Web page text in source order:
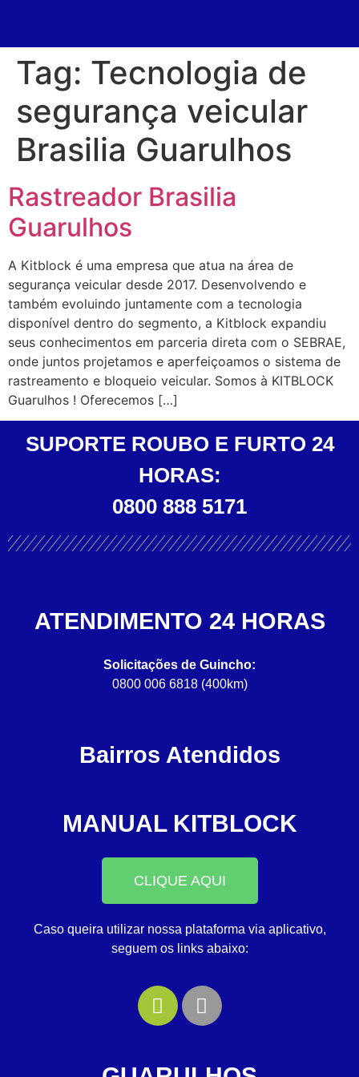
Tag: Tecnologia de
segurança veicular
Brasilia Guarulhos
Rastreador Brasilia
Guarulhos
A Kitblock é uma empresa que atua na área de
segurança veicular desde 2017. Desenvolvendo e
também evoluindo juntamente com a tecnologia
disponível dentro do segmento, a Kitblock expandiu
seus conhecimentos em parceria direta com o SEBRAE,
onde juntos projetamos e aperfeiçoamos o sistema de
rastreamento e bloqueio veicular. Somos à KITBLOCK
Guarulhos ! Oferecemos […]
SUPORTE ROUBO E FURTO 24
HORAS:
0800 888 5171
ATENDIMENTO 24 HORAS
Solicitações de Guincho:
0800 006 6818 (400km)
Bairros Atendidos
MANUAL KITBLOCK
CLIQUE AQUI
Caso queira utilizar nossa plataforma via aplicativo,
seguem os links abaixo: